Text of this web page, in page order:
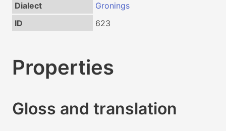
Dialect
Gronings
ID
623
Properties
Gloss and translation